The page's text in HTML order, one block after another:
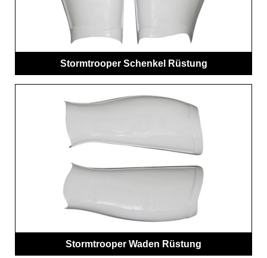
Stormtrooper Schenkel Rüstung
Stormtrooper Waden Rüstung